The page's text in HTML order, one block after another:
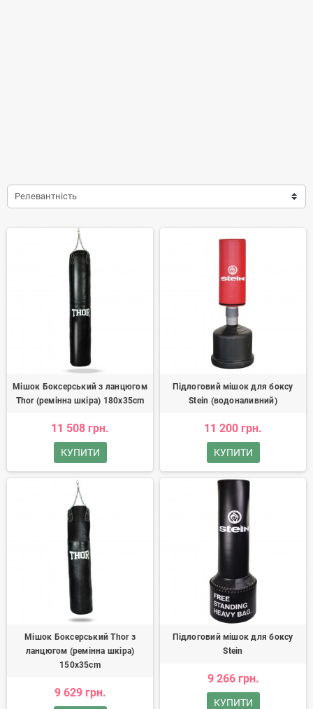
Релевантність
Мішок Боксерський з ланцюгом
Thor (ремінна шкіра) 180x35cm
11 508 грн.
КУПИТИ
Підлоговий мішок для боксу
Stein (водоналивний)
11 200 грн.
КУПИТИ
Мішок Боксерський Thor з
ланцюгом (ремінна шкіра)
150x35cm
9 629 грн.
Підлоговий мішок для боксу
Stein
9 266 грн.
КУПИТИ